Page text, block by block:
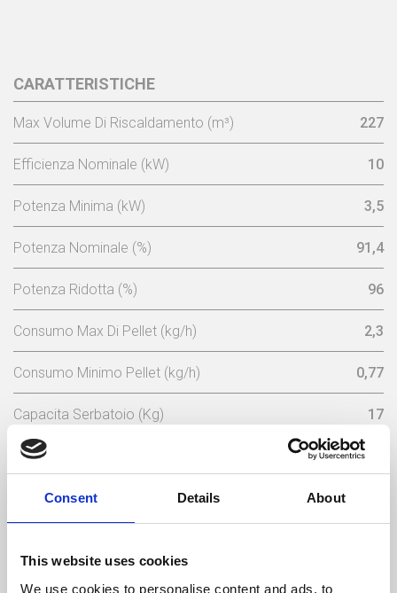
Consent Details About
This website uses cookies
We use cookies to personalise content and ads, to
CARATTERISTICHE
Max Volume Di Riscaldamento (m³) 227
Efficienza Nominale (kW) 10
Potenza Minima (kW) 3,5
Potenza Nominale (%) 91,4
Potenza Ridotta (%) 96
Consumo Max Di Pellet (kg/h) 2,3
Consumo Minimo Pellet (kg/h) 0,77
Capacita Serbatoio (Kg) 17
Energia Elettrica Nominale (w) 102 (máx 362)
Tensione Nominale (V)
Temperatura Massima Del Gas (ºC)